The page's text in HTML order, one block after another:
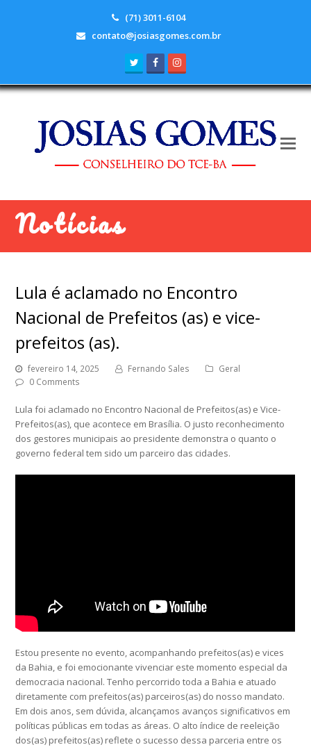
(71) 3011-6104
contato@josiasgomes.com.br
TwitterFacebook
Notícias
Lula é aclamado no Encontro
Nacional de Prefeitos (as) e vice-
prefeitos (as).
fevereiro 14, 2025 Fernando Sales
Geral
0 Comments
Lula foi aclamado no Encontro Nacional de Prefeitos(as) e Vice-
Prefeitos(as), que acontece em Brasília. O justo reconhecimento
dos gestores municipais ao presidente demonstra o quanto o
governo federal tem sido um parceiro das cidades.
Estou presente no evento, acompanhando prefeitos(as) e vices
da Bahia, e foi emocionante vivenciar este momento especial da
democracia nacional. Tenho percorrido toda a Bahia e atuado
diretamente com prefeitos(as) parceiros(as) do nosso mandato.
Em dois anos, sem dúvida, alcançamos avanços significativos em
políticas públicas em todas as áreas. O alto índice de reeleição
dos(as) prefeitos(as) reflete o sucesso dessa parceria entre os